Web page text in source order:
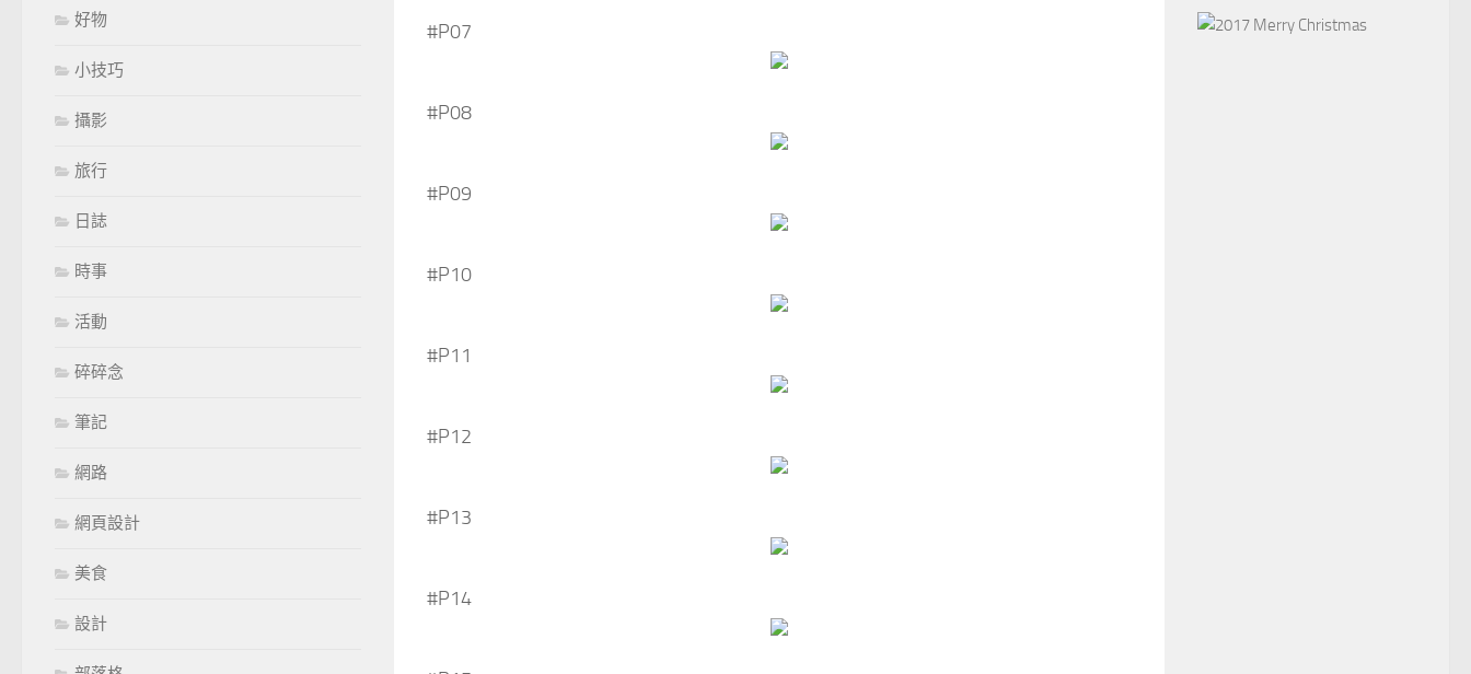
#P07
#P08
#P09
#P10
#P11
#P12
#P13
#P14
好物
小技巧
攝影
旅行
日誌
時事
活動
碎碎念
筆記
網路
網頁設計
美食
設計